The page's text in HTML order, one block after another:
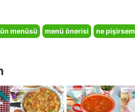
menüsü menü önerisi
ne pişirsem